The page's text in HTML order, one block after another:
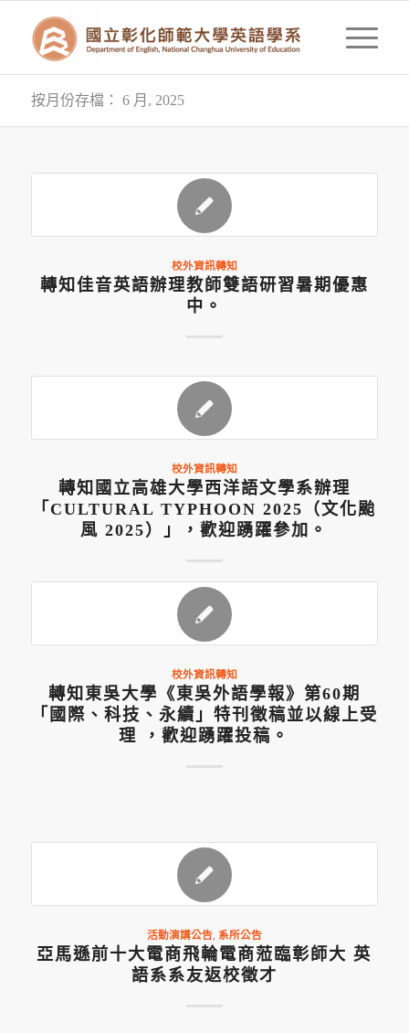
按月份存檔： 6 月, 2025
校外資訊轉知
轉知佳音英語辦理教師雙語研習暑期優惠
中。
校外資訊轉知
轉知國立高雄大學西洋語文學系辦理
「CULTURAL TYPHOON 2025（文化颱
風 2025）」，歡迎踴躍參加。
校外資訊轉知
轉知東吳大學《東吳外語學報》第60期
「國際、科技、永續」特刊徵稿並以線上受
理 ，歡迎踴躍投稿。
活動演講公告, 系所公告
亞馬遜前十大電商飛輪電商蒞臨彰師大 英
語系系友返校徵才